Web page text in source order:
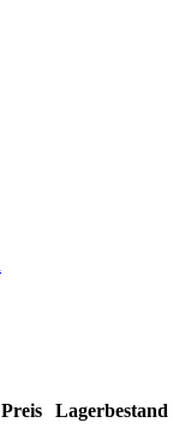
Preis Lagerbestand